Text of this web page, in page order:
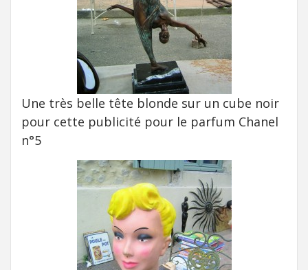
Une très belle tête blonde sur un cube noir
pour cette publicité pour le parfum Chanel
n°5